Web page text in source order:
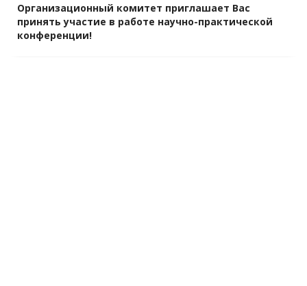
Организационный комитет приглашает Вас
принять участие в работе научно-практической
конференции!